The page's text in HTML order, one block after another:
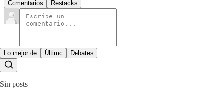
Comentarios Restacks
Lo mejor de Último Debates
Sin posts